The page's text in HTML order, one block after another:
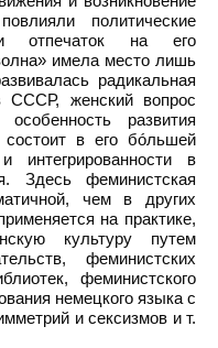
политические
отпечаток на его
имела место лишь
радикальная
женский вопрос
развития
состоит в его бóльшей
интегрированности в
Здесь феминистская
чем в других
на практике,
культуру путем
феминистских
феминистского
немецкого языка с
и сексизмов и т.